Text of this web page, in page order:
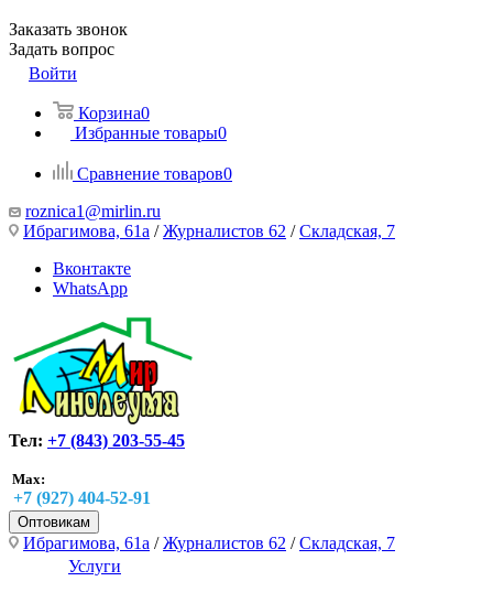
Заказать звонок
Задать вопрос
Войти
Корзина0
Избранные товары0
Сравнение товаров0
roznica1@mirlin.ru
Ибрагимова, 61а /Журналистов 62 /Складская, 7
Вконтакте
WhatsApp
Тел: +7 (843) 203-55-45
Max:
+7 (927) 404-52-91
Оптовикам
Ибрагимова, 61а /Журналистов 62 /Складская, 7
Услуги